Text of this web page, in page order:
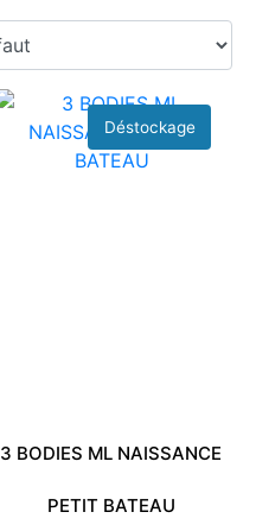
3 BODIES ML NAISSANCE
PETIT BATEAU